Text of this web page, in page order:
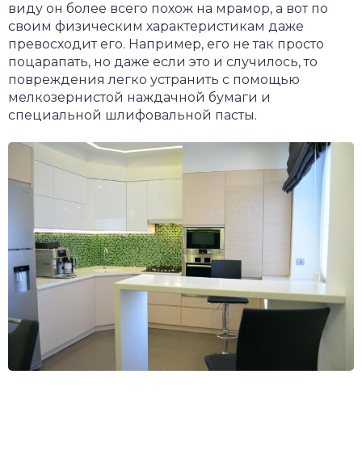
виду он более всего похож на мрамор, а вот по
своим физическим характеристикам даже
превосходит его. Например, его не так просто
поцарапать, но даже если это и случилось, то
повреждения легко устранить с помощью
мелкозернистой наждачной бумаги и
специальной шлифовальной пасты.